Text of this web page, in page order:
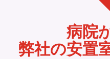
病院
弊社の安置